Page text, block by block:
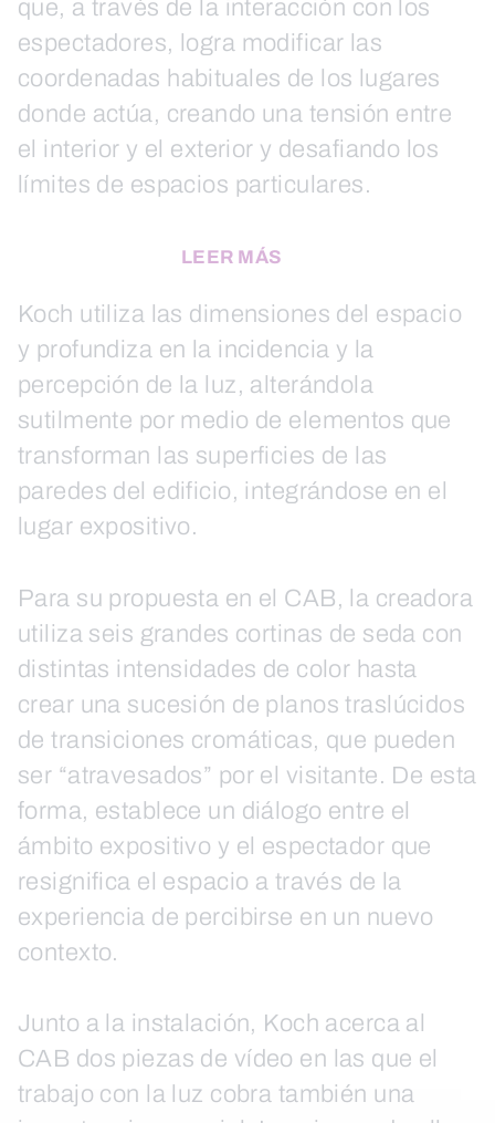
que, a través de la interacción con los
espectadores, logra modificar las
coordenadas habituales de los lugares
donde actúa, creando una tensión entre
el interior y el exterior y desafiando los
límites de espacios particulares.
LEER MÁS
Koch utiliza las dimensiones del espacio
y profundiza en la incidencia y la
percepción de la luz, alterándola
sutilmente por medio de elementos que
transforman las superficies de las
paredes del edificio, integrándose en el
lugar expositivo.
Para su propuesta en el CAB, la creadora
utiliza seis grandes cortinas de seda con
distintas intensidades de color hasta
crear una sucesión de planos traslúcidos
de transiciones cromáticas, que pueden
ser “atravesados” por el visitante. De esta
forma, establece un diálogo entre el
ámbito expositivo y el espectador que
resignifica el espacio a través de la
experiencia de percibirse en un nuevo
contexto.
Junto a la instalación, Koch acerca al
CAB dos piezas de vídeo en las que el
trabajo con la luz cobra también una